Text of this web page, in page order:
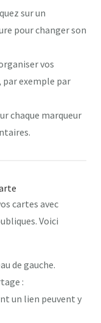
sur un
pour changer son
vos
par exemple par
chaque marqueur
cartes avec
Voici
de gauche.
:
un lien peuvent y